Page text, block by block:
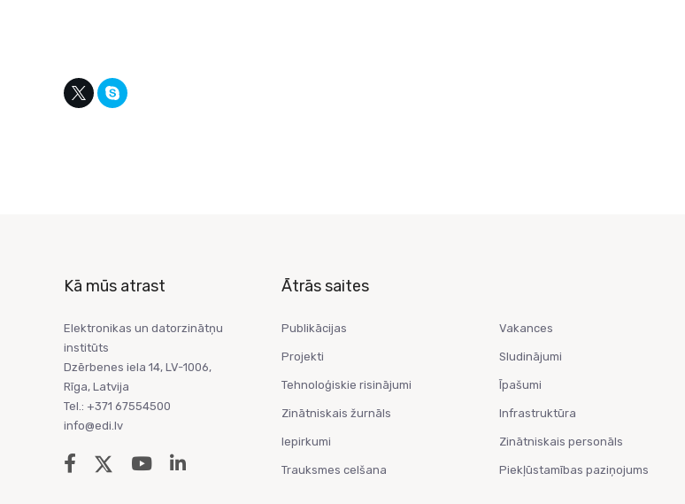
Kā mūs atrast
Elektronikas un datorzinātņu
institūts
Dzērbenes iela 14, LV-1006,
Rīga, Latvija
Tel.: +371 67554500
info@edi.lv
Ātrās saites
Publikācijas
Projekti
Tehnoloģiskie risinājumi
Zinātniskais žurnāls
Iepirkumi
Trauksmes celšana
Vakances
Sludinājumi
Īpašumi
Infrastruktūra
Zinātniskais personāls
Piekļūstamības paziņojums